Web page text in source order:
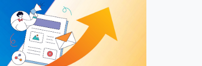
灼見活動 關於我們